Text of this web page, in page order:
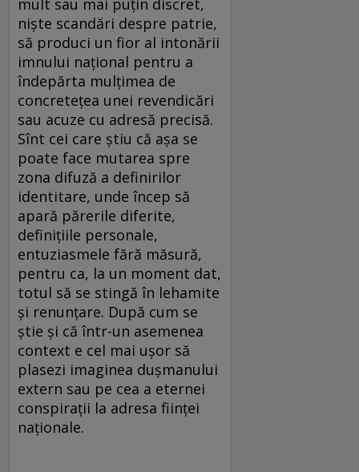
mult sau mai puțin discret,
niște scandări despre patrie,
să produci un fior al intonării
imnului național pentru a
îndepărta mulțimea de
concretețea unei revendicări
sau acuze cu adresă precisă.
Sînt cei care știu că așa se
poate face mutarea spre
zona difuză a definirilor
identitare, unde încep să
apară părerile diferite,
definițiile personale,
entuziasmele fără măsură,
pentru ca, la un moment dat,
totul să se stingă în lehamite
și renunțare. După cum se
știe și că într-un asemenea
context e cel mai ușor să
plasezi imaginea dușmanului
extern sau pe cea a eternei
conspirații la adresa ființei
naționale.